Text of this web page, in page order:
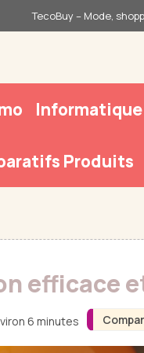
TecoBuy – Mode,
Produits
efficace
6 minutes